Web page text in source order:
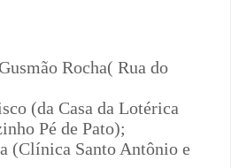
Rocha( Rua do
(da Casa da Lotérica
Pé de Pato);
(Clínica Santo Antônio e